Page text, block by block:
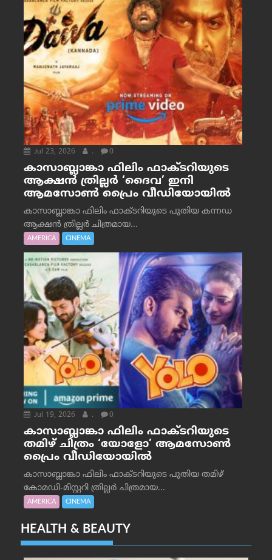
Jul 23, 2026 . 0
കാസാബ്ലാങ്കാ ഫിലിം ഫാക്ടറിയുടെ
ആക്ഷൻ ത്രില്ലർ ‘ദൈവ’ ഇനി
ആമസോൺ പ്രൈം വീഡിയോയിൽ
കാസാബ്ലാങ്കാ ഫിലിം ഫാക്ടറിയുടെ പുതിയ കന്നഡ
ആക്ഷൻ ത്രില്ലർ ചിത്രമായ...
AMERICA CINEMA
Jul 19, 2026 . 0
കാസാബ്ലാങ്കാ ഫിലിം ഫാക്ടറിയുടെ
തമിഴ് ചിത്രം ‘യോളോ’ ആമസോൺ
പ്രൈം വീഡിയോയിൽ
കാസാബ്ലാങ്കാ ഫിലിം ഫാക്ടറിയുടെ പുതിയ തമിഴ്
കോമഡി-മിസ്റ്ററി ത്രില്ലർ ചിത്രമായ...
AMERICA CINEMA
HEALTH & BEAUTY